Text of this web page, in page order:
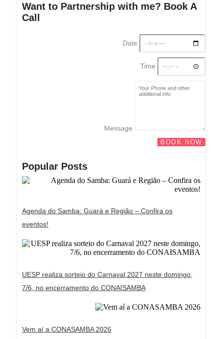
Want to Partnership with me? Book A
Call
Date
Time
Message
BOOK NOW
Popular Posts
Agenda do Samba: Guará e Região – Confira os
eventos!
UESP realiza sorteio do Carnaval 2027 neste domingo,
7/6, no encerramento do CONAISAMBA
Vem aí a CONASAMBA 2026